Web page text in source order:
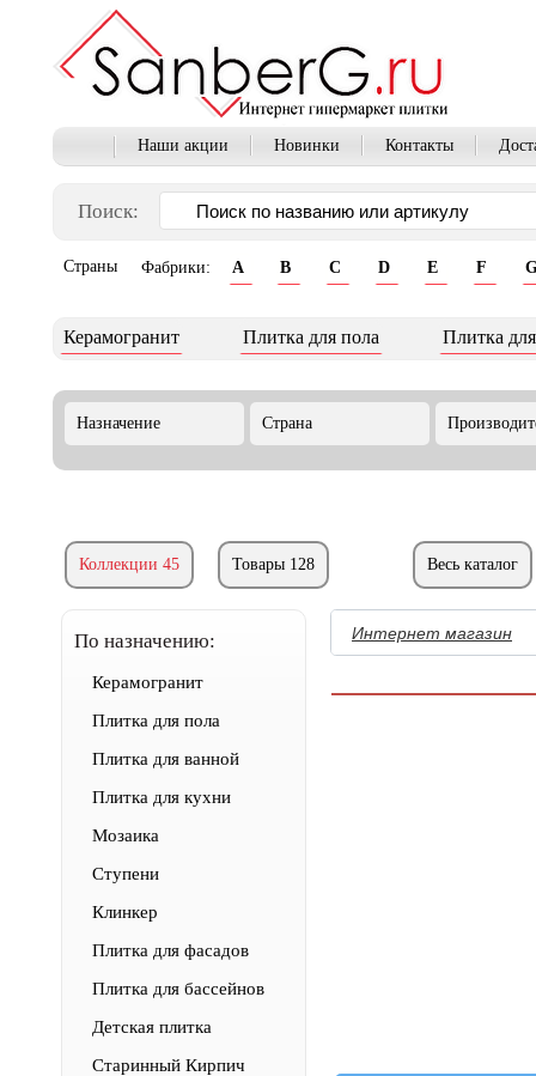
Наши акции Новинки Контакты
Поиск:
Страны Фабрики: A B C D E F
Керамогранит Плитка для пола Плитка
Назначение Страна
Коллекции 45 Товары 128 Весь каталог
По назначению:
Керамогранит
Плитка для пола
Плитка для ванной
Плитка для кухни
Мозаика
Ступени
Клинкер
Плитка для фасадов
Плитка для бассейнов
Детская плитка
Старинный Кирпич
Интернет магазин